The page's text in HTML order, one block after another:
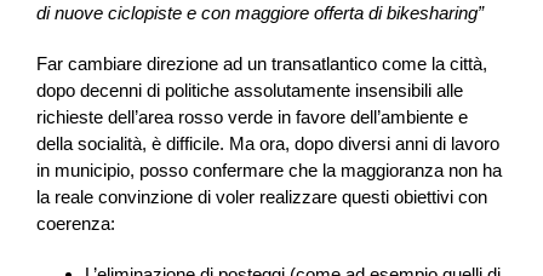
di nuove ciclopiste e con maggiore offerta di bikesharing”
Far cambiare direzione ad un transatlantico come la città,
dopo decenni di politiche assolutamente insensibili alle
richieste dell’area rosso verde in favore dell’ambiente e
della socialità, è difficile. Ma ora, dopo diversi anni di lavoro
in municipio, posso confermare che la maggioranza non ha
la reale convinzione di voler realizzare questi obiettivi con
coerenza: